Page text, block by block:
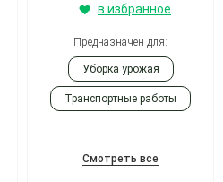
в избранное
Предназначен для:
Уборка урожая
Транспортные работы
Смотреть все